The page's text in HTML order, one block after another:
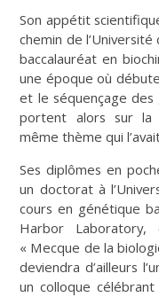
Son appétit
chemin de
baccalauréat en
une époque où
et le séquençage
portent alors sur la
même thème qui
Ses diplômes en
un doctorat à
cours en génétique
Harbor
« Mecque de la
deviendra d’ailleurs
un colloque